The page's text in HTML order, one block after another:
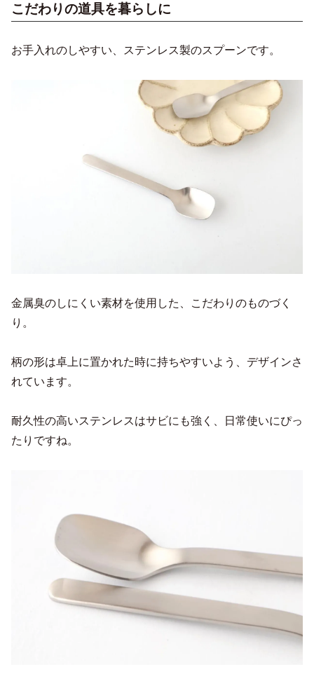
こだわりの道具を暮らしに
お手入れのしやすい、ステンレス製のスプーンです。
金属臭のしにくい素材を使用した、こだわりのものづく
り。
柄の形は卓上に置かれた時に持ちやすいよう、デザインさ
れています。
耐久性の高いステンレスはサビにも強く、日常使いにぴっ
たりですね。